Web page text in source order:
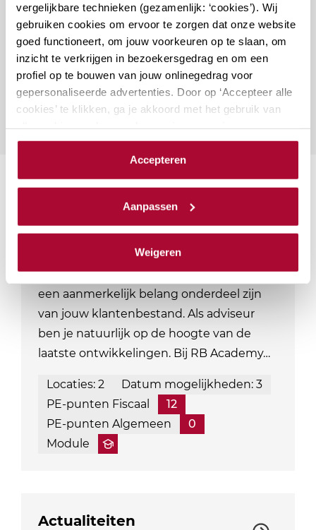
vergelijkbare technieken (gezamenlijk: ‘cookies’). Wij
gebruiken cookies om ervoor te zorgen dat onze website
goed functioneert, om jouw voorkeuren op te slaan, om
inzicht te verkrijgen in bezoekersgedrag en om een
profiel op te bouwen van jouw onlinegedrag voor
gepersonaliseerde advertenties. Door op ‘Accepteer alle
cookies’ te klikken, ga je akkoord met het gebruik van
cookieverklaring.
We werken samen met23 derdendie uw gegevens
Accepteren
Aanpassen
Weigeren
Vragen over deze cursus?
Naar vragenformulier
Suggesties
Aanmerkelijk belang en
terbeschikkingstellingsregeling
De kans is groot dat aandeelhouders met
een aanmerkelijk belang onderdeel zijn
van jouw klantenbestand. Als adviseur
ben je natuurlijk op de hoogte van de
laatste ontwikkelingen. Bij RB Academy…
Locaties: 2
Datum mogelijkheden: 3
PE-punten Fiscaal
12
PE-punten Algemeen
0
Module
Actualiteiten